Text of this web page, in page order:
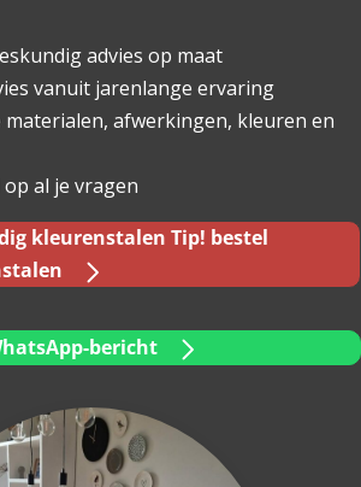
advies op maat
vanuit jarenlange ervaring
materialen, afwerkingen, kleuren en
al je vragen
kleurenstalen Tip! bestel
bericht